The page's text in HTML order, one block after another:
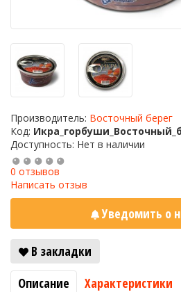
Производитель: Восточный берег
Код:
Доступность: Нет в наличии
0 отзывов
Написать отзыв
Уведомить о
В закладки
Описание
Характеристики